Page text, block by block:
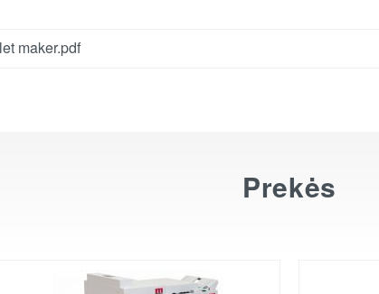
maker.pdf
Prekės